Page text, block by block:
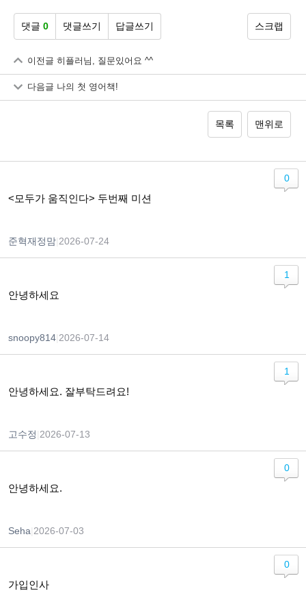
댓글 0 댓글쓰기 답글쓰기 스크랩
이전글 히플러님, 질문있어요 ^^
다음글 나의 첫 영어책!
목록 맨위로
<모두가 움직인다> 두번째 미션
준혁재정맘 2026-07-24
0
안녕하세요
snoopy814 2026-07-14
1
안녕하세요. 잘부탁드려요!
고수정 2026-07-13
1
안녕하세요.
Seha 2026-07-03
0
가입인사
0